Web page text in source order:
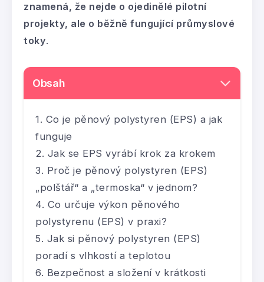
znamená, že nejde o ojedinělé pilotní
projekty, ale o běžně fungující průmyslové
toky.
Obsah
Co je pěnový polystyren (EPS) a jak
funguje
Jak se EPS vyrábí krok za krokem
Proč je pěnový polystyren (EPS)
„polštář“ a „termoska“ v jednom?
Co určuje výkon pěnového
polystyrenu (EPS) v praxi?
Jak si pěnový polystyren (EPS)
poradí s vlhkostí a teplotou
Bezpečnost a složení v krátkosti